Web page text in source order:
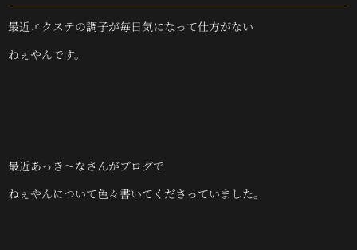
最近エクステの調子が毎日気になって仕方がない
ねぇやんです。
最近あっき～なさんがブログで
ねぇやんについて色々書いてくださっていました。